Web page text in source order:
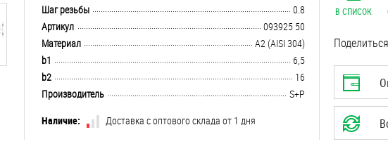
Шаг резьбы
0.8
Артикул
093925 50
Материал
А2 (AISI 304)
b1
6,5
b2
16
Производитель
S+P
Наличие:
Доставка с оптового склада от 1 дня
В СПИСОК